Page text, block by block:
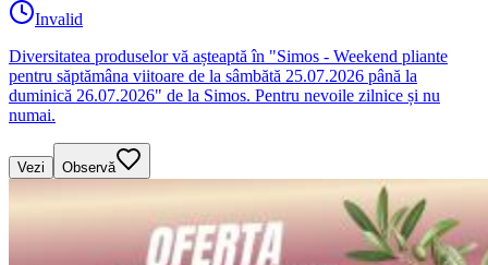
Invalid
Diversitatea produselor vă așteaptă în "Simos - Weekend pliante
pentru săptămâna viitoare de la sâmbătă 25.07.2026 până la
duminică 26.07.2026" de la Simos. Pentru nevoile zilnice și nu
numai.
Vezi Observă